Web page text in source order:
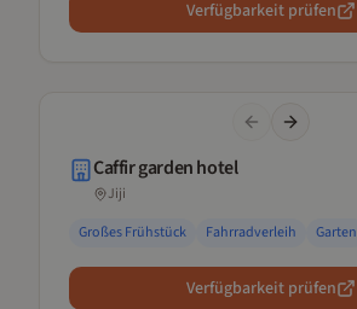
Verfügbarkeit prüfen
Previous slide
Next slide
Caffir garden hotel
Jiji
Großes Frühstück
Fahrradverleih Garten
Verfügbarkeit prüfen